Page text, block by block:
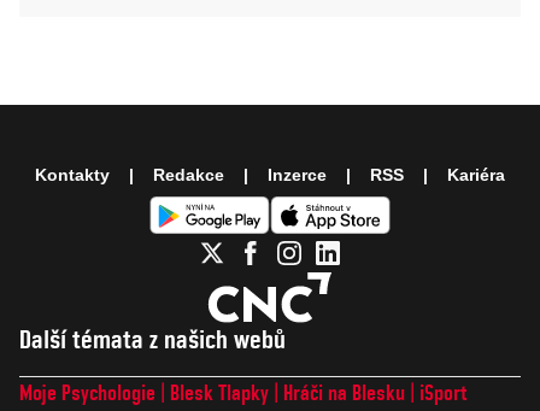
Další témata z našich webů
Moje Psychologie Blesk Tlapky Hráči na Blesku
iSport
Kontakty Redakce Inzerce RSS Kariéra